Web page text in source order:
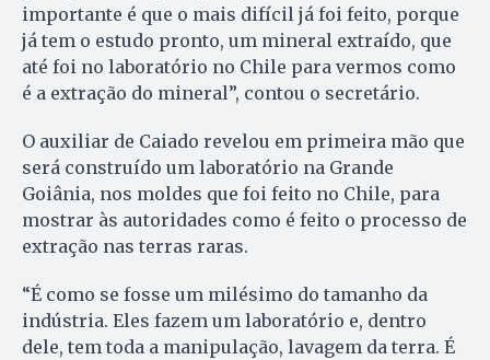
importante é que o mais difícil já foi feito, porque
já tem o estudo pronto, um mineral extraído, que
até foi no laboratório no Chile para vermos como
é a extração do mineral”, contou o secretário.
O auxiliar de Caiado revelou em primeira mão que
será construído um laboratório na Grande
Goiânia, nos moldes que foi feito no Chile, para
mostrar às autoridades como é feito o processo de
extração nas terras raras.
“É como se fosse um milésimo do tamanho da
indústria. Eles fazem um laboratório e, dentro
dele, tem toda a manipulação, lavagem da terra. É